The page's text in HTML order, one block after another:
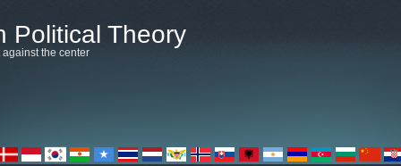
Political Theory
the center